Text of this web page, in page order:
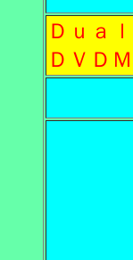
Ｄｕａ
ＤＶＤ